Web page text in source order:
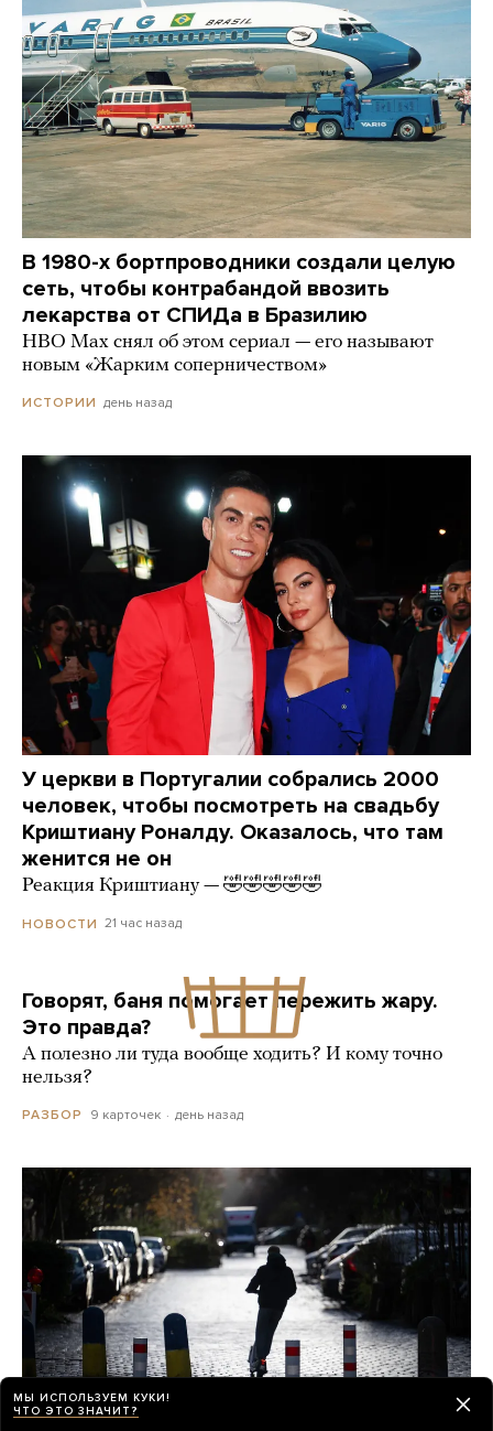
В 1980-х бортпроводники создали целую
сеть, чтобы контрабандой ввозить
лекарства от СПИДа в Бразилию
HBO Max снял об этом сериал — его называют
новым «Жарким соперничеством»
ИСТОРИИ день назад
У церкви в Португалии собрались 2000
человек, чтобы посмотреть на свадьбу
Криштиану Роналду. Оказалось, что там
женится не он
Реакция Криштиану — 🤣🤣🤣🤣🤣
НОВОСТИ 21 час назад
Говорят, баня помогает пережить жару.
Это правда?
А полезно ли туда вообще ходить? И кому точно
нельзя?
РАЗБОР 9 карточек день назад
МЫ ИСПОЛЬЗУЕМ КУКИ!
ЧТО ЭТО ЗНАЧИТ?